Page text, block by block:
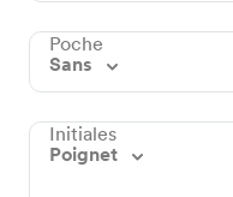
Poche
Sans
Initiales
Poignet